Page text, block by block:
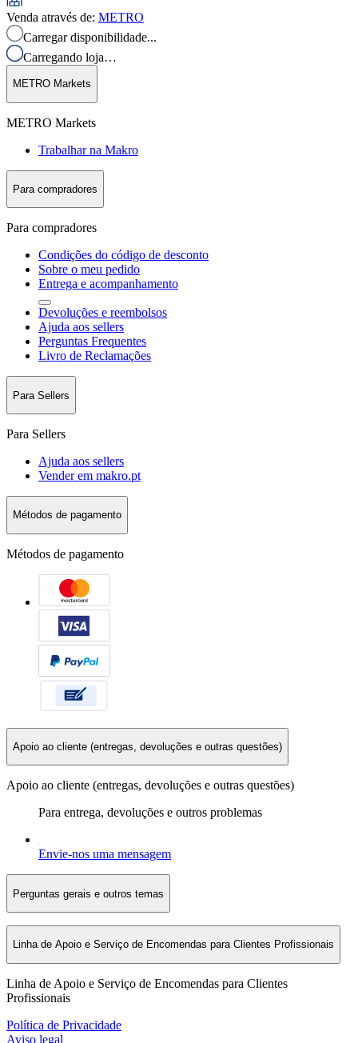
Venda através de: METRO
Carregar disponibilidade...
Carregando loja…
METRO Markets
METRO Markets
Trabalhar na Makro
Para compradores
Para compradores
Condições do código de desconto
Sobre o meu pedido
Entrega e acompanhamento
Devoluções e reembolsos
Ajuda aos sellers
Perguntas Frequentes
Livro de Reclamações
Para Sellers
Para Sellers
Ajuda aos sellers
Vender em makro.pt
Métodos de pagamento
Métodos de pagamento
Apoio ao cliente (entregas, devoluções e outras questões)
Apoio ao cliente (entregas, devoluções e outras questões)
Para entrega, devoluções e outros problemas
Envie-nos uma mensagem
Perguntas gerais e outros temas
Linha de Apoio e Serviço de Encomendas para Clientes Profissionais
Linha de Apoio e Serviço de Encomendas para Clientes
Profissionais
Política de Privacidade
Aviso legal